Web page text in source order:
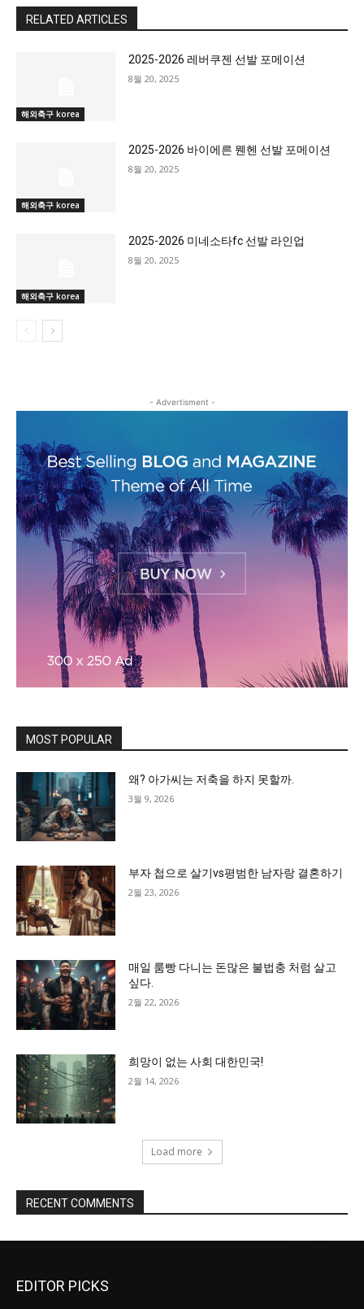
RELATED ARTICLES
해외축구 korea
2025-2026 레버쿠젠 선발 포메이션
8월 20, 2025
해외축구 korea
2025-2026 바이에른 뭰헨 선발 포메이션
8월 20, 2025
해외축구 korea
2025-2026 미네소타fc 선발 라인업
8월 20, 2025
- Advertisment -
MOST POPULAR
왜? 아가씨는 저축을 하지 못할까.
3월 9, 2026
부자 첩으로 살기vs평범한 남자랑 결혼하기
2월 23, 2026
매일 룸빵 다니는 돈많은 불법충 처럼 살고
싶다.
2월 22, 2026
희망이 없는 사회 대한민국!
2월 14, 2026
Load more
RECENT COMMENTS
EDITOR PICKS